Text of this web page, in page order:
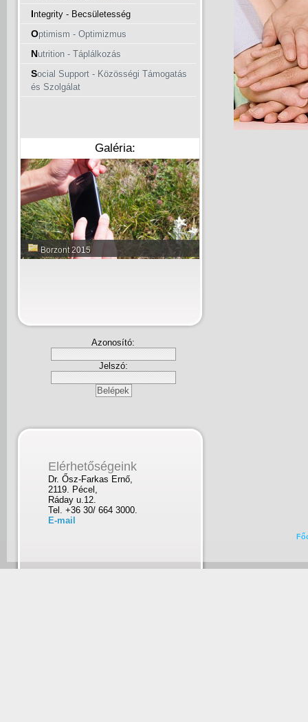
Integrity - Becsületesség
Optimism - Optimizmus
Nutrition - Táplálkozás
Social Support - Közösségi Támogatás
és Szolgálat
Galéria:
Borzont 2015
Azonosító:
Jelszó:
Elérhetőségeink
Dr. Ősz-Farkas Ernő,
2119. Pécel,
Ráday u.12.
Tel. +36 30/ 664 3000.
E-mail